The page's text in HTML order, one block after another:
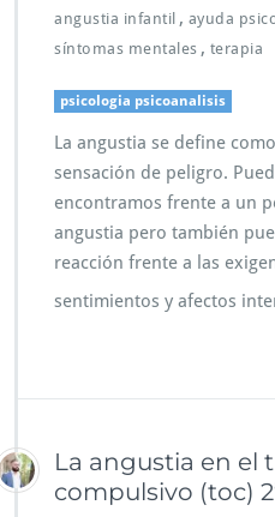
angustia infantil , ayuda
síntomas mentales , terapia
psicologia psicoanalisis
La angustia se define
sensación de peligro.
encontramos frente a un
angustia pero también
reacción frente a las
sentimientos y afectos
La angustia en el
compulsivo (toc)